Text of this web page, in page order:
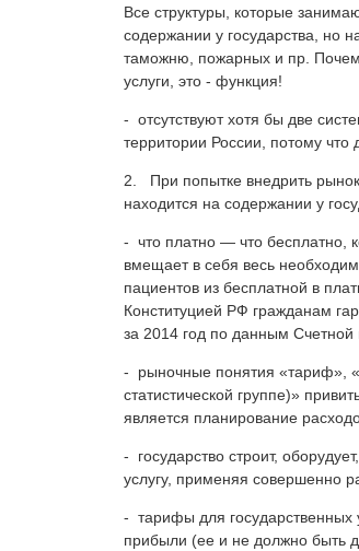
Все структуры, которые
содержании у государства, но
таможню, пожарных и пр.
услуги, это - функция!
- отсутствуют хотя бы две
территории России, потому что
2. При попытке внедрить
находится на содержании у
- что платно — что бесплатно,
вмещает в себя весь
пациентов из бесплатной в
Конституцией РФ гражданам
за 2014 год по данным
- рыночные понятия «тариф»,
статистической группе)»
является планирование
- государство строит,
услугу, применяя совершенно
- тарифы для государственных
прибыли (ее и не должно быть